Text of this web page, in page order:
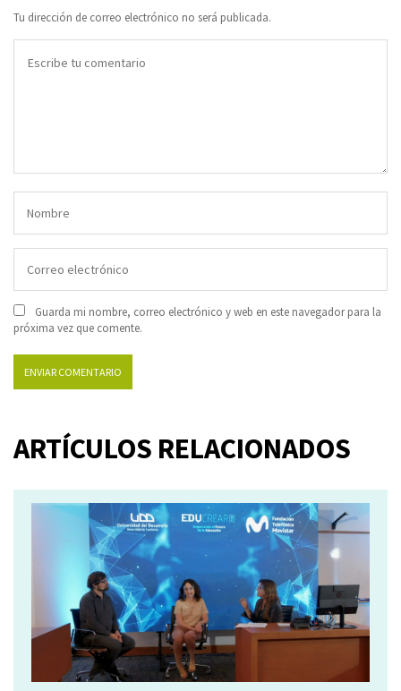
Tu dirección de correo electrónico no será publicada.
Guarda mi nombre, correo electrónico y web en este navegador para la
próxima vez que comente.
ARTÍCULOS RELACIONADOS